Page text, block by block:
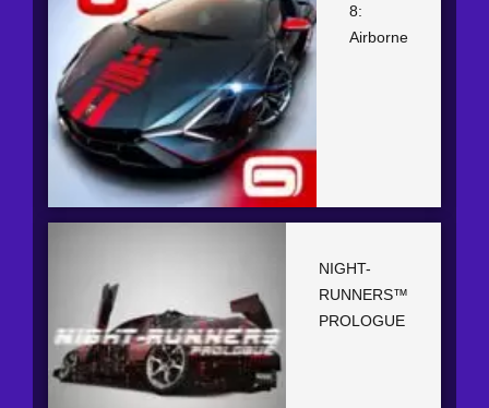
8:
Airborne
NIGHT-
RUNNERS™
PROLOGUE